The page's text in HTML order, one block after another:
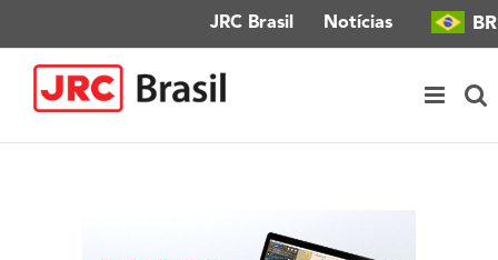
conteúdo
JRC Brasil Notícias BR